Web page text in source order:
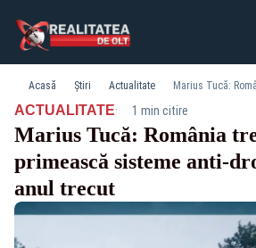
Acasă Știri Actualitate
ACTUALITATE· 1 min citire
Marius Tucă: România
primească sisteme anti-
anul trecut